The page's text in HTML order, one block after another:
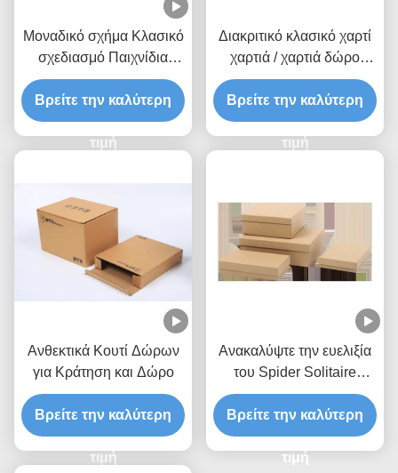
Μοναδικό σχήμα Κλασικό
σχεδιασμό Παιχνίδια
Κάρτες Κουτί δώρο με
Custom Embossed Logo
Βρείτε την καλύτερη
τιμή
Διακριτικό κλασικό χαρτί
χαρτιά / χαρτιά δώρο
κουτί
Βρείτε την καλύτερη
τιμή
Ανθεκτικά Κουτί Δώρων
για Κράτηση και Δώρο
Βρείτε την καλύτερη
τιμή
Ανακαλύψτε την ευελιξία
του Spider Solitaire
Παιχνίδι Κάρτες Κουτί
δώρο για τις επιχειρήσεις
Βρείτε την καλύτερη
τιμή